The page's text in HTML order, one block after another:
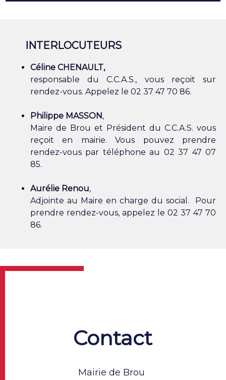
INTERLOCUTEURS
Céline CHENAULT,
responsable du C.C.A.S., vous reçoit sur
rendez-vous. Appelez le 02 37 47 70 86.
Philippe MASSON,
Maire de Brou et Président du C.C.A.S. vous
reçoit en mairie. Vous pouvez prendre
rendez-vous par téléphone au 02 37 47 07
85.
Aurélie Renou,
Adjointe au Maire en charge du social. Pour
prendre rendez-vous, appelez le 02 37 47 70
86.
Contact
Mairie de Brou